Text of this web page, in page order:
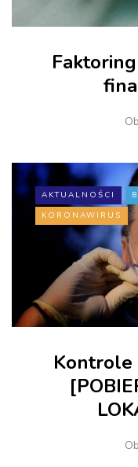
AKTUALNOŚCI
KORONAWIRUS
Kontrole